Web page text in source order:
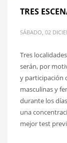
TRES
SÁBADO, 02
Tres
serán, por
y participación
masculinas y
durante los
una
mejor test